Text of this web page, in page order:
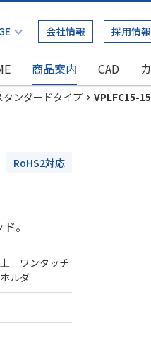
会社情報 採用情報
商品案内 CAD
ンダードタイプ VPLFC15-
RoHS2対応
。
ワンタッチ
ルダ